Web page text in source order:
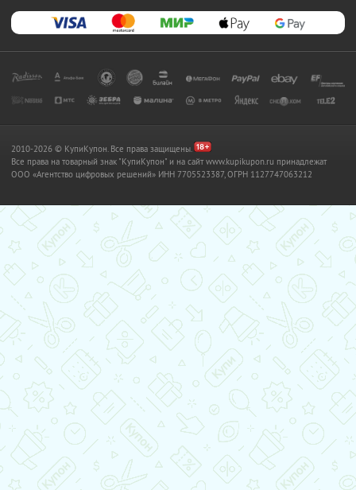
2010-2026 © КупиКупон. Все права защищены.
Все права на товарный знак "КупиКупон" и на сайт www.kupikupon.ru принадлежат
OOO «Агентство цифровых решений» ИНН 7705523387, ОГРН 1127747063212